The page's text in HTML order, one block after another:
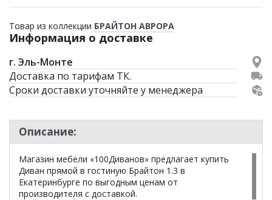
Товар из коллекции БРАЙТОН АВРОРА
Информация о доставке
г. Эль-Монте
Доставка по тарифам ТК.
Сроки доставки уточняйте у менеджера
Описание:
Магазин мебели «100Диванов» предлагает купить
Диван прямой в гостиную Брайтон 1.3 в
Екатеринбурге по выгодным ценам от
производителя с доставкой.